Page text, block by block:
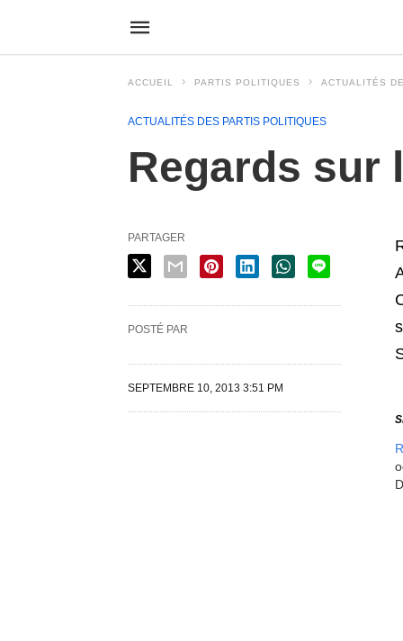
ACCUEIL PARTIS POLITIQUES ACTUALITÉS
ACTUALITÉS DES PARTIS POLITIQUES
Regards sur
PARTAGER
POSTÉ PAR
SEPTEMBRE 10, 2013 3:51 PM